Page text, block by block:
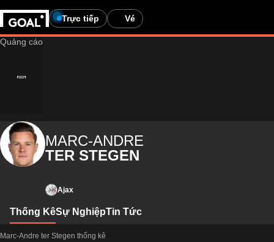
Trực tiếp Vé
MARC-ANDRE
TER STEGEN
Ajax
Thống KêSự NghiệpTin Tức
Marc-Andre ter Stegen thống kê